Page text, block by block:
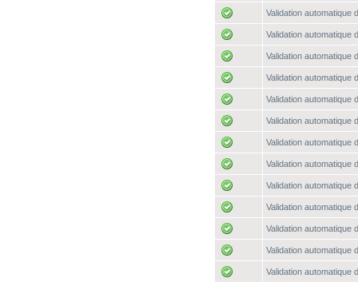
Validation automatique
Validation automatique
Validation automatique
Validation automatique
Validation automatique
Validation automatique
Validation automatique
Validation automatique
Validation automatique
Validation automatique
Validation automatique
Validation automatique
Validation automatique